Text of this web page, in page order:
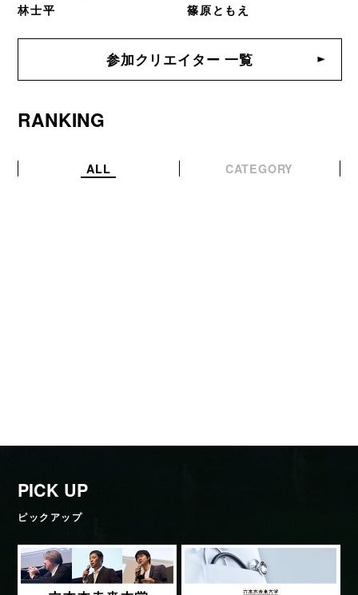
林士平 篠原ともえ
参加クリエイター 一覧
RANKING
ALL CATEGORY
PICK UP
ピックアップ